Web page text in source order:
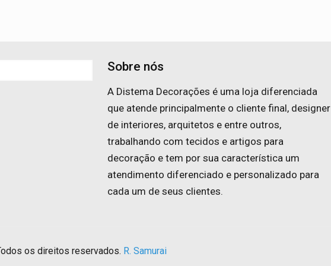
Sobre nós
A Distema Decorações é uma loja diferenciada
que atende principalmente o cliente final, designer
de interiores, arquitetos e entre outros,
trabalhando com tecidos e artigos para
decoração e tem por sua característica um
atendimento diferenciado e personalizado para
cada um de seus clientes.
os direitos reservados. R. Samurai